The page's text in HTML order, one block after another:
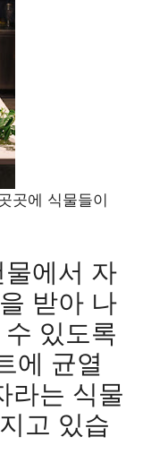
곳에 식물들이
에서 자
받아 나
있도록
에 균열
라는 식물
고 있습